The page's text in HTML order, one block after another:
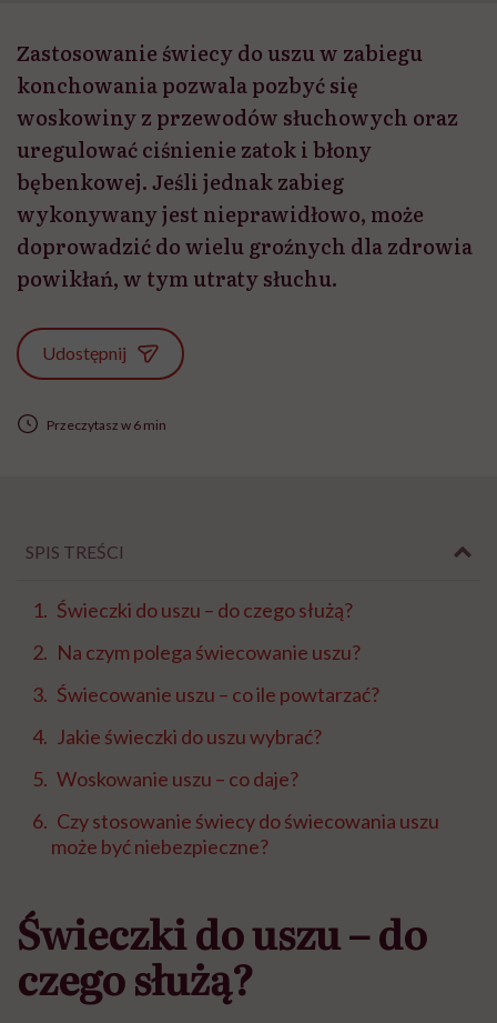
Zastosowanie świecy do uszu w zabiegu
konchowania pozwala pozbyć się
woskowiny z przewodów słuchowych oraz
uregulować ciśnienie zatok i błony
bębenkowej. Jeśli jednak zabieg
wykonywany jest nieprawidłowo, może
doprowadzić do wielu groźnych dla zdrowia
powikłań, w tym utraty słuchu.
Udostępnij
Przeczytasz w 6 min
SPIS TREŚCI
Świeczki do uszu – do czego służą?
Na czym polega świecowanie uszu?
Świecowanie uszu – co ile powtarzać?
Jakie świeczki do uszu wybrać?
Woskowanie uszu – co daje?
Czy stosowanie świecy do świecowania uszu
może być niebezpieczne?
Świeczki do uszu – do
czego służą?